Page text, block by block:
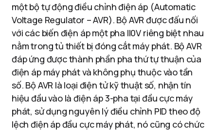
một bộ tự động điều chỉnh điện áp (Automatic
Voltage Regulator – AVR). Bộ AVR được đấu nối
với các biến điện áp một pha ll0V riêng biệt nhau
nằm trong tủ thiết bị đóng cắt máy phát. Bộ AVR
đáp ứng được thành phần pha thứ tự thuận của
điện áp máy phát và không phụ thuộc vào tần
số. Bộ AVR là loại điện tử kỹ thuật số, nhận tín
hiệu đầu vào là điện áp 3-pha tại đầu cực máy
phát, sử dụng nguyên lý điều chỉnh PID theo độ
lệch điện áp đầu cực máy phát, nó cũng có chức